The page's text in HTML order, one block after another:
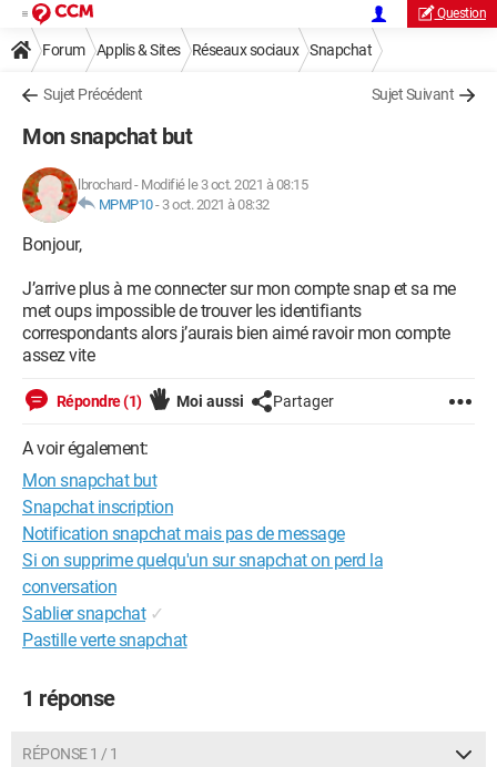
Question
Forum Applis & Sites Réseaux sociaux Snapchat
Sujet Précédent Sujet Suivant
Mon snapchat but
lbrochard - Modifié le 3 oct. 2021 à 08:15
MPMP10- 3 oct. 2021 à 08:32
Bonjour,
J’arrive plus à me connecter sur mon compte snap et sa me
met oups impossible de trouver les identifiants
correspondants alors j’aurais bien aimé ravoir mon compte
assez vite
Répondre (1) Moi aussi Partager
A voir également:
Mon snapchat but
Snapchat inscription
Notification snapchat mais pas de message
Si on supprime quelqu'un sur snapchat on perd la
conversation
Sablier snapchat ✓
Pastille verte snapchat
1 réponse
RÉPONSE 1 / 1